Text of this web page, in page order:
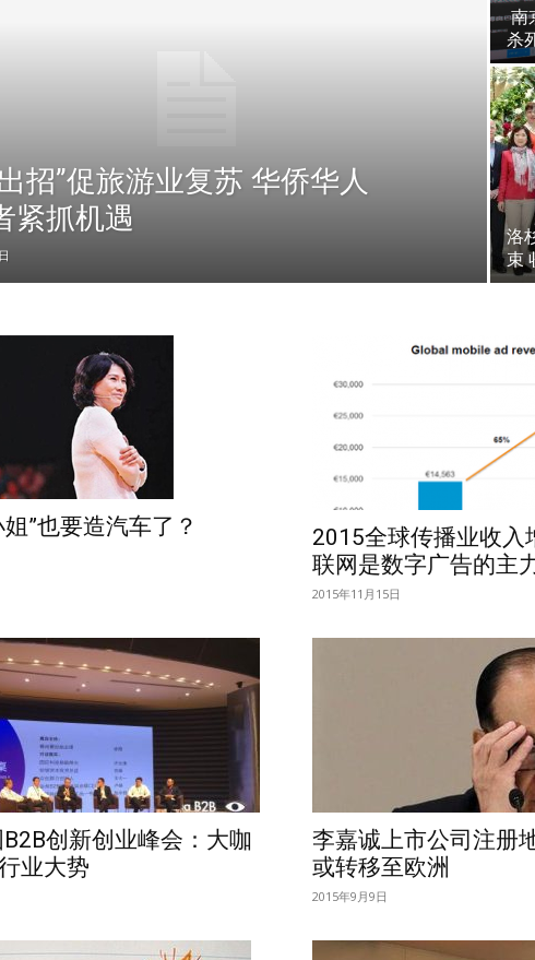
招”促旅游业复苏 华侨华人
紧抓机遇
南
杀
洛
束
”也要造汽车了？
2015全球传播业收入
联网是数字广告的主
2015年11月15日
创新创业峰会：大咖
业大势
李嘉诚上市公司注册
或转移至欧洲
2015年9月9日